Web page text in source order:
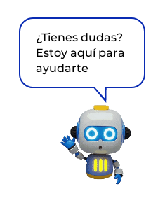
¿Tienes dudas?
Estoy aquí para
ayudarte